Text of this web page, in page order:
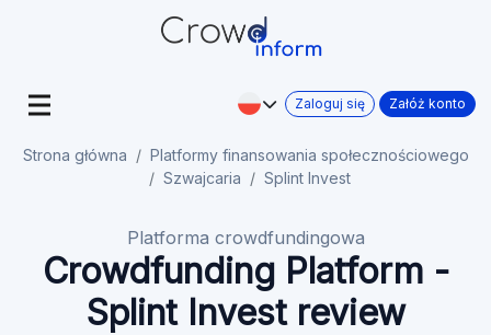
Zaloguj się Załóż konto
Strona główna
Platformy finansowania społecznościowego
Szwajcaria
Splint Invest
Platforma crowdfundingowa
Crowdfunding Platform -
Splint Invest review